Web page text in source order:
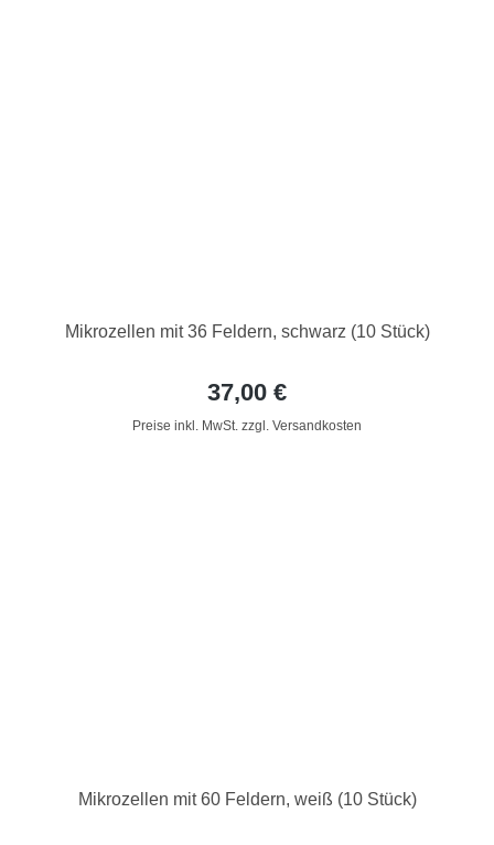
Mikrozellen mit 36 Feldern, schwarz (10 Stück)
37,00 €
Preise inkl. MwSt. zzgl. Versandkosten
Mikrozellen mit 60 Feldern, weiß (10 Stück)